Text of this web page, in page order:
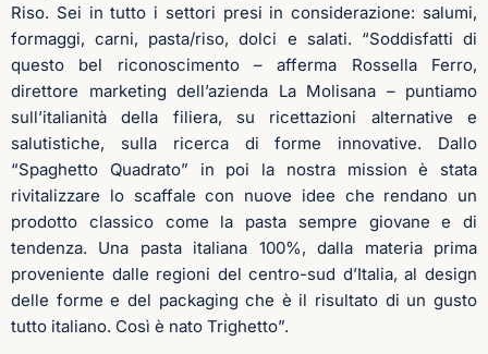
Riso. Sei in tutto i settori presi in considerazione: salumi,
formaggi, carni, pasta/riso, dolci e salati. “Soddisfatti di
questo bel riconoscimento – afferma Rossella Ferro,
direttore marketing dell’azienda La Molisana – puntiamo
sull’italianità della filiera, su ricettazioni alternative e
salutistiche, sulla ricerca di forme innovative. Dallo
“Spaghetto Quadrato” in poi la nostra mission è stata
rivitalizzare lo scaffale con nuove idee che rendano un
prodotto classico come la pasta sempre giovane e di
tendenza. Una pasta italiana 100%, dalla materia prima
proveniente dalle regioni del centro-sud d’Italia, al design
delle forme e del packaging che è il risultato di un gusto
tutto italiano. Così è nato Trighetto”.